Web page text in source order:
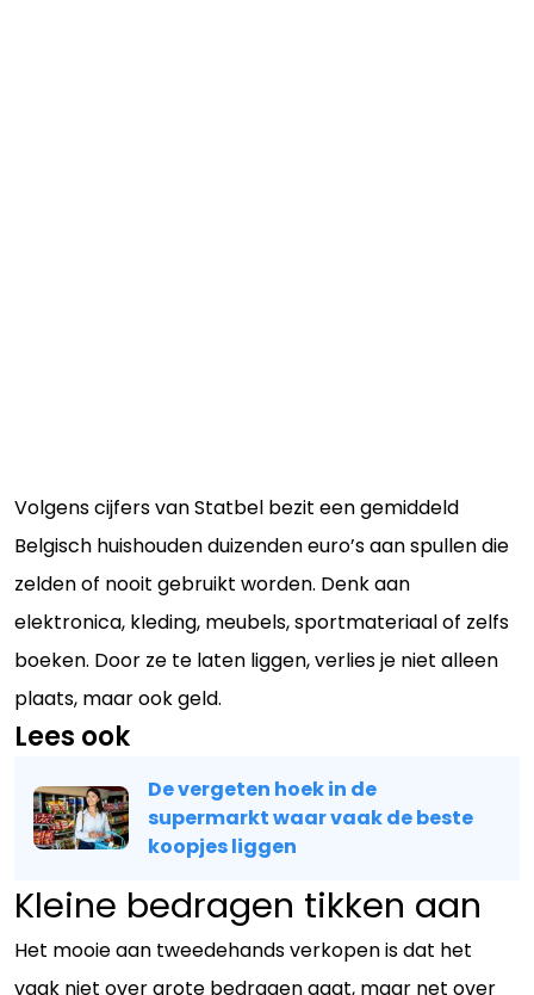
Volgens cijfers van Statbel bezit een gemiddeld
Belgisch huishouden duizenden euro’s aan spullen die
zelden of nooit gebruikt worden. Denk aan
elektronica, kleding, meubels, sportmateriaal of zelfs
boeken. Door ze te laten liggen, verlies je niet alleen
plaats, maar ook geld.
Lees ook
De vergeten hoek in de
supermarkt waar vaak de beste
koopjes liggen
Kleine bedragen tikken aan
Het mooie aan tweedehands verkopen is dat het
vaak niet over grote bedragen gaat, maar net over